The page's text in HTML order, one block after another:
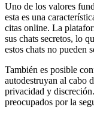
Uno de los valores
esta es una
citas online. La
sus chats secretos, lo
estos chats no pueden
También es posible
autodestruyan al cabo
privacidad y
preocupados por la